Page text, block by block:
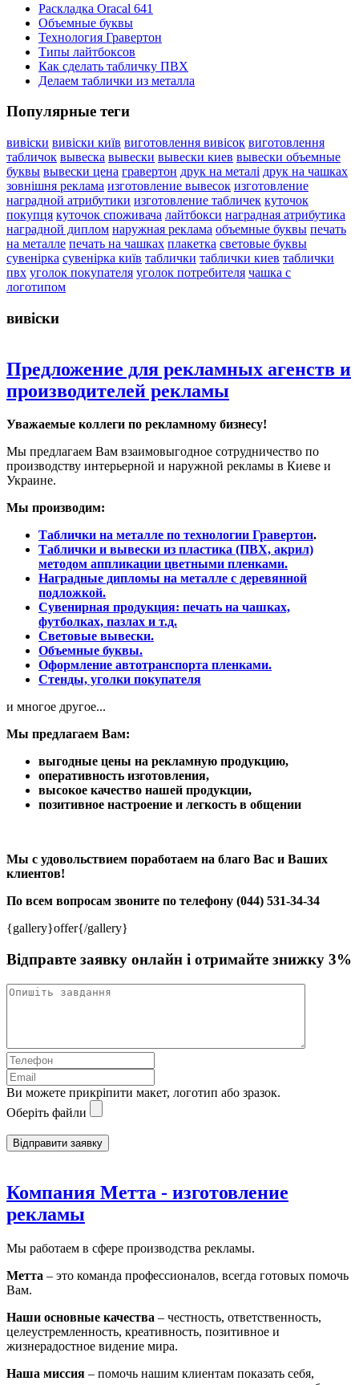
Раскладка Oracal 641
Объемные буквы
Технология Гравертон
Типы лайтбоксов
Как сделать табличку ПВХ
Делаем таблички из металла
Популярные теги
вивіски вивіски київ виготовлення вивісок виготовлення
табличок вывеска вывески вывески киев вывески объемные
буквы вывески цена гравертон друк на металі друк на чашках
зовнішня реклама изготовление вывесок изготовление
наградной атрибутики изготовление табличек куточок
покупця куточок споживача лайтбокси наградная атрибутика
наградной диплом наружная реклама объемные буквы печать
на металле печать на чашках плакетка световые буквы
сувенірка сувенірка київ таблички таблички киев таблички
пвх уголок покупателя уголок потребителя чашка с
логотипом
вивіски
Предложение для рекламных агенств и
производителей рекламы
Уважаемые коллеги по рекламному бизнесу!
Мы предлагаем Вам взаимовыгодное сотрудничество по
производству интерьерной и наружной рекламы в Киеве и
Украине.
Мы производим:
Таблички на металле по технологии Гравертон.
Таблички и вывески из пластика (ПВХ, акрил)
методом аппликации цветными пленками.
Наградные дипломы на металле с деревянной
подложкой.
Сувенирная продукция: печать на чашках,
футболках, пазлах и т.д.
Световые вывески.
Объемные буквы.
Оформление автотранспорта пленками.
Стенды, уголки покупателя
и многое другое...
Мы предлагаем Вам:
выгодные цены на рекламную продукцию,
оперативность изготовления,
высокое качество нашей продукции,
позитивное настроение и легкость в общении
Мы с удовольствием поработаем на благо Вас и Ваших
клиентов!
По всем вопросам звоните по телефону (044) 531-34-34
{gallery}offer{/gallery}
Відправте заявку онлайн і отримайте знижку 3%
Ви можете прикріпити макет, логотип або зразок.
Оберіть файли
Компания Метта - изготовление
рекламы
Мы работаем в сфере производства рекламы.
Метта – это команда профессионалов, всегда готовых помочь
Вам.
Наши основные качества – честность, ответственность,
целеустремленность, креативность, позитивное и
жизнерадостное видение мира.
Наша миссия – помочь нашим клиентам показать себя,